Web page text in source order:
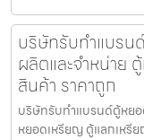
บริษัทรับทำแบรน
ผลิตและจำหน่าย
สินค้า ราคาถูก
บริษัทรับทำแบรนด์ตู้หย
หยอดเหรียญ ตู้แลกเหรี